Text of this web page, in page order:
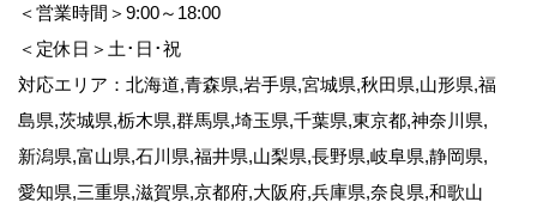
＜営業時間＞9:00～18:00
＜定休日＞土･日･祝
対応エリア：北海道,青森県,岩手県,宮城県,秋田県,山形県,福
島県,茨城県,栃木県,群馬県,埼玉県,千葉県,東京都,神奈川県,
新潟県,富山県,石川県,福井県,山梨県,長野県,岐阜県,静岡県,
愛知県,三重県,滋賀県,京都府,大阪府,兵庫県,奈良県,和歌山